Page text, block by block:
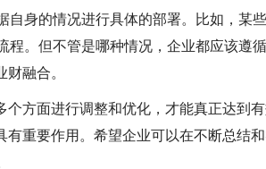
自身的情况进行具体的部署。比如，某
程。但不管是哪种情况，企业都应该遵
财融合。
方面进行调整和优化，才能真正达到
重要作用。希望企业可以在不断总结